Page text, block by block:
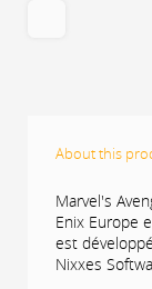
About this
Marvel's
Enix Europe
est
Nixxes